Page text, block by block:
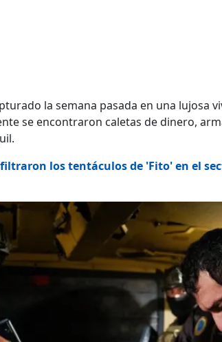
la semana pasada en una
se encontraron caletas de dinero,
los tentáculos de 'Fito' en el